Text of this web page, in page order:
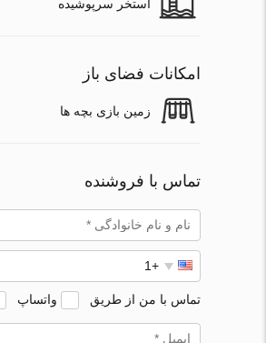
استخر سرپوشیده
امکانات فضای باز
زمین بازی بچه ها
تماس با فروشنده
تماس با من از طریق واتساپ